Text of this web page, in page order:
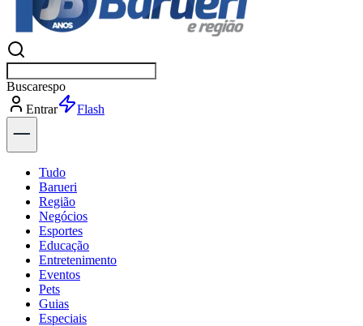
Buscarn
Entrar
Explorar
Tudo
Barueri
Região
Negócios
Esportes
Educação
Entretenimento
Eventos
Pets
Guias
Especiais